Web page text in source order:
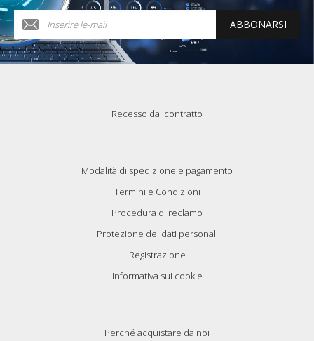
ABBONARSI
Recesso dal contratto
Modalità di spedizione e pagamento
Termini e Condizioni
Procedura di reclamo
Protezione dei dati personali
Registrazione
Informativa sui cookie
Perché acquistare da noi